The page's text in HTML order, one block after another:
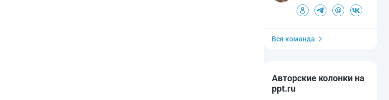
Вся команда
Авторские колонки на
ppt.ru